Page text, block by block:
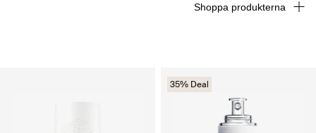
35% Deal
Shoppa produkterna